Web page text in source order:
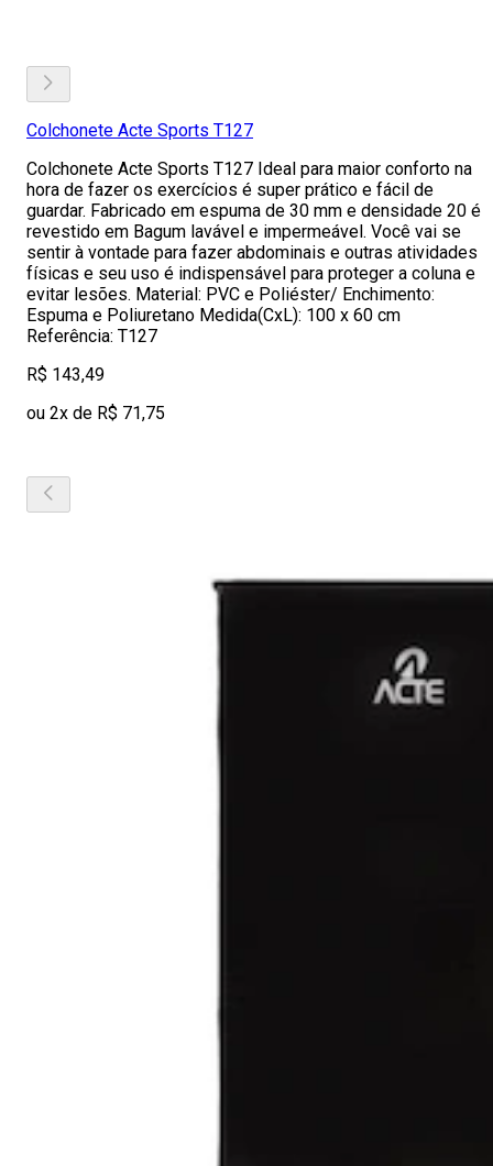
Colchonete Acte Sports T127
Colchonete Acte Sports T127 Ideal para maior conforto na
hora de fazer os exercícios é super prático e fácil de
guardar. Fabricado em espuma de 30 mm e densidade 20 é
revestido em Bagum lavável e impermeável. Você vai se
sentir à vontade para fazer abdominais e outras atividades
físicas e seu uso é indispensável para proteger a coluna e
evitar lesões. Material: PVC e Poliéster/ Enchimento:
Espuma e Poliuretano Medida(CxL): 100 x 60 cm
Referência: T127
R$ 143,49
ou 2x de R$ 71,75